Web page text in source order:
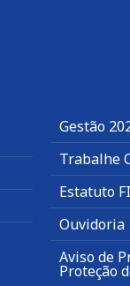
Gestão
Trabalhe
Estatuto
Ouvidoria
Aviso de
Proteção